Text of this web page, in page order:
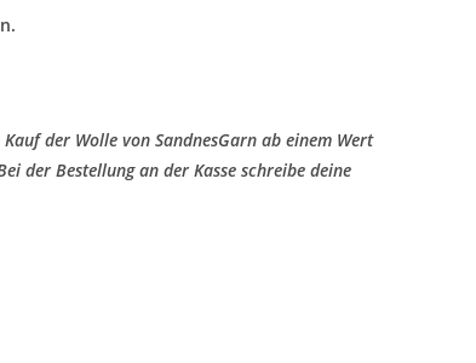
der Wolle von SandnesGarn ab einem Wert
der Bestellung an der Kasse schreibe deine